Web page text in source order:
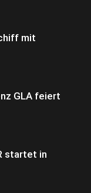
mit
GLA feiert
startet in